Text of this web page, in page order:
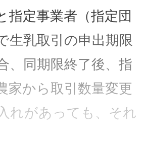
指定事業者（指定団
生乳取引の申出期限
、同期限終了後、指
家から取引数量変更
れがあっても、それ